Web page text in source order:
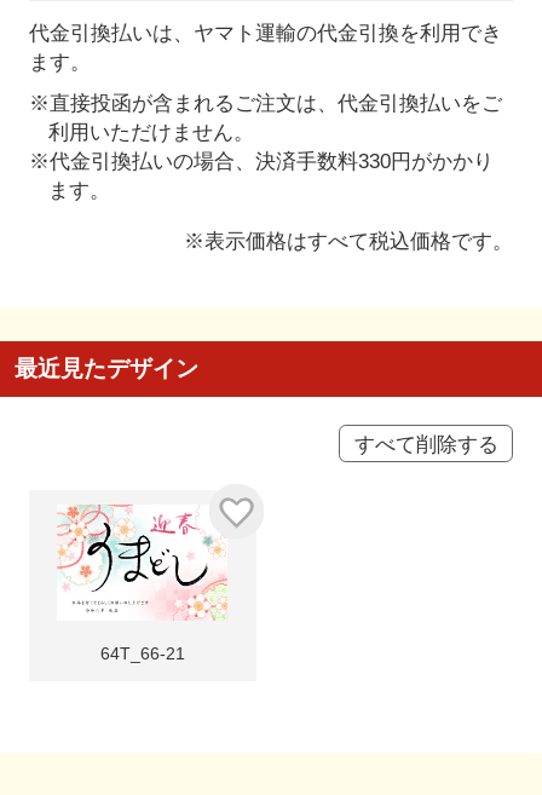
代金引換払いは、ヤマト運輸の代金引換を利用でき
ます。
※直接投函が含まれるご注文は、代金引換払いをご
利用いただけません。
※代金引換払いの場合、決済手数料330円がかかり
ます。
※表示価格はすべて税込価格です。
最近見たデザイン
すべて削除する
64T_66-21